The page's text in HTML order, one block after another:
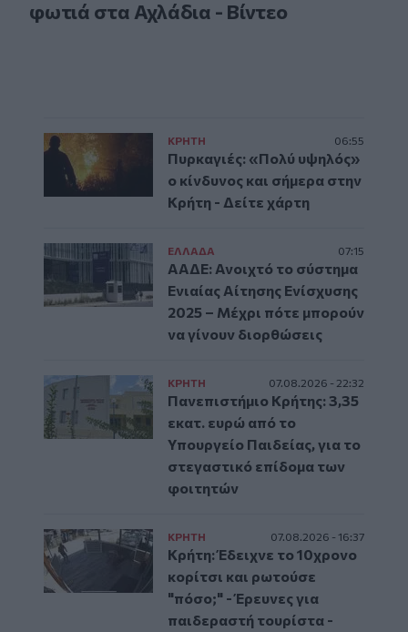
φωτιά στα Αχλάδια - Βίντεο
ΚΡΗΤΗ 06:55
Πυρκαγιές: «Πολύ υψηλός»
ο κίνδυνος και σήμερα στην
Κρήτη - Δείτε χάρτη
ΕΛΛAΔΑ 07:15
ΑΑΔΕ: Ανοιχτό το σύστημα
Ενιαίας Αίτησης Ενίσχυσης
2025 – Μέχρι πότε μπορούν
να γίνουν διορθώσεις
ΚΡΗΤΗ 07.08.2026 - 22:32
Πανεπιστήμιο Κρήτης: 3,35
εκατ. ευρώ από το
Υπουργείο Παιδείας, για το
στεγαστικό επίδομα των
φοιτητών
ΚΡΗΤΗ 07.08.2026 - 16:37
Κρήτη: Έδειχνε το 10χρονο
κορίτσι και ρωτούσε
"πόσο;" - Έρευνες για
παιδεραστή τουρίστα -